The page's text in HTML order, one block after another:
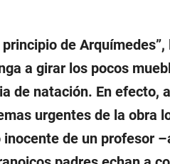
de
a girar los pocos
de natación. En efecto,
urgentes de la obra
de un profesor